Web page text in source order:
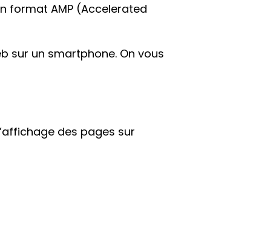
format AMP (Accelerated
sur un smartphone. On vous
des pages sur